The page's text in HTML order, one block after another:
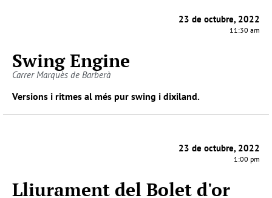
23 de octubre, 2022
11:30 am
Swing Engine
Carrer Marquès de Barberà
Versions i ritmes al més pur swing i dixiland.
23 de octubre, 2022
1:00 pm
Lliurament del Bolet d'or